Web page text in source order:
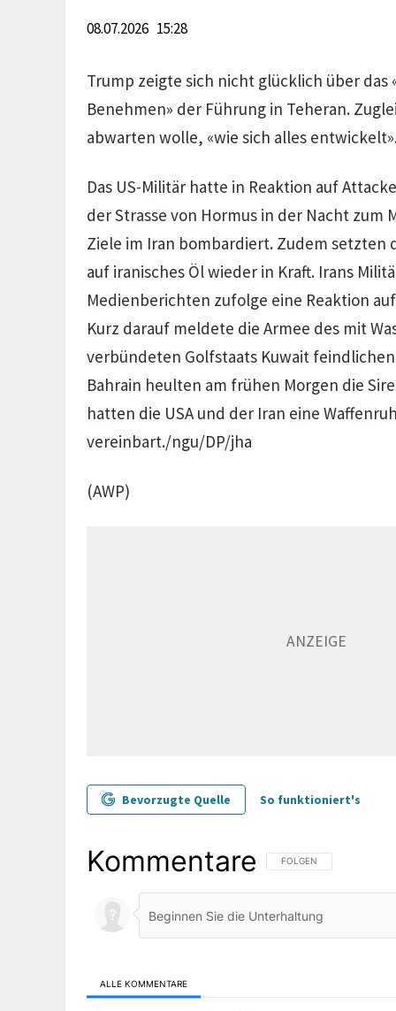
08.07.2026 15:28
Trump zeigte sich nicht glücklich über das
Benehmen» der Führung in Teheran.
abwarten wolle, «wie sich alles
Das US-Militär hatte in Reaktion auf
der Strasse von Hormus in der Nacht zum
Ziele im Iran bombardiert. Zudem setzten
auf iranisches Öl wieder in Kraft. Irans
Medienberichten zufolge eine Reaktion
Kurz darauf meldete die Armee des mit
verbündeten Golfstaats Kuwait feindlichen
Bahrain heulten am frühen Morgen die
hatten die USA und der Iran eine
vereinbart./ngu/DP/jha
(AWP)
Bevorzugte Quelle So funktioniert's
Kommentare FOLGE DIESER
FOLGEN
ALLE KOMMENTARE